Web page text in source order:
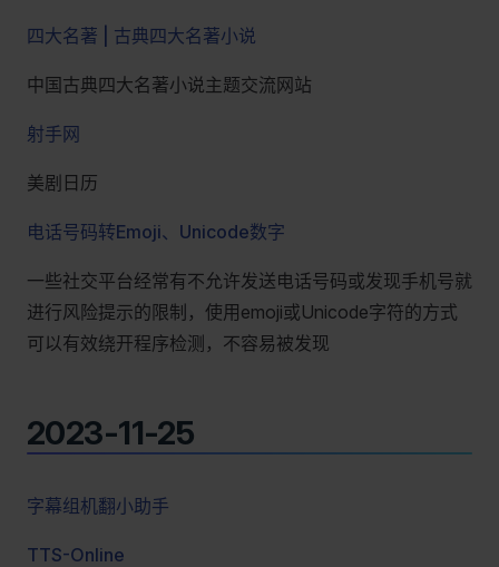
四大名著 | 古典四大名著小说
中国古典四大名著小说主题交流网站
射手网
美剧日历
电话号码转Emoji、Unicode数字
一些社交平台经常有不允许发送电话号码或发现手机号就
进行风险提示的限制，使用emoji或Unicode字符的方式
可以有效绕开程序检测，不容易被发现
2023-11-25
字幕组机翻小助手
TTS-Online